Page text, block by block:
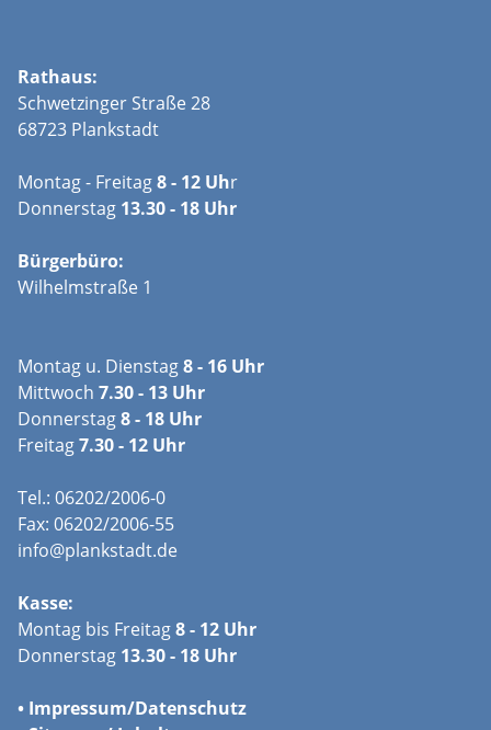
Rathaus:
Schwetzinger Straße 28
68723 Plankstadt
Montag - Freitag8 - 12 Uhr
Donnerstag 13.30 - 18 Uhr
Bürgerbüro:
Wilhelmstraße 1
Montag u. Dienstag8 - 16 Uhr
Mittwoch 7.30 - 13 Uhr
Donnerstag8 - 18 Uhr
Freitag7.30 - 12 Uhr
Tel.: 06202/2006-0
Fax: 06202/2006-55
info@plankstadt.de
Kasse:
Montag bis Freitag8 - 12 Uhr
Donnerstag 13.30 - 18 Uhr
• Impressum/Datenschutz